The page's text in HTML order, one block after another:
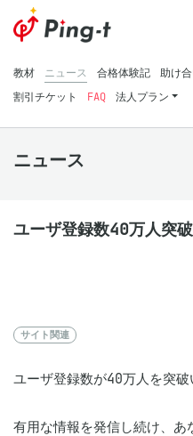
教材 ニュース 合格体験記 助け
割引チケット
FAQ 法人プラン
ニュース
ユーザ登録数40万人突破
サイト関連
ユーザ登録数が40万人を突破
有用な情報を発信し続け、あ